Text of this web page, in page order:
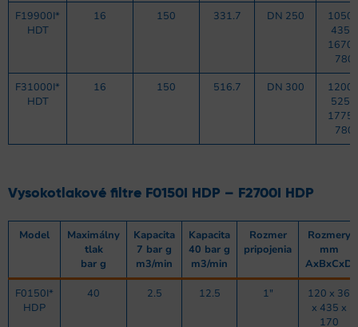
F19900I*
HDT
16 150 331.7 DN 250
1050
435 x
1670
780
F31000I*
HDT
16 150 516.7 DN 300
1200
525 x
1775
780
Vysokotlakové filtre F0150I HDP – F2700I HDP
Model
Maximálny
tlak
bar g
Kapacita
7 bar g
m3/min
Kapacita
40 bar g
m3/min
Rozmer
pripojenia
Rozmery
mm
AxBxCxD
F0150I*
HDP
40 2.5 12.5 1″
120 x 36
x 435 x
170